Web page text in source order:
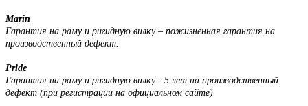
Marin
Гарантия на раму и ригидную вилку – пожизненная гарантия на
производственный дефект.
Pride
Гарантия на раму и ригидную вилку - 5 лет на производственный
дефект (при регистрации на официальном сайте)